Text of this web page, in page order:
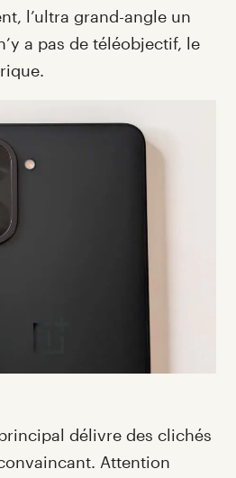
l’ultra grand-angle un
a pas de téléobjectif, le
délivre des clichés
Attention